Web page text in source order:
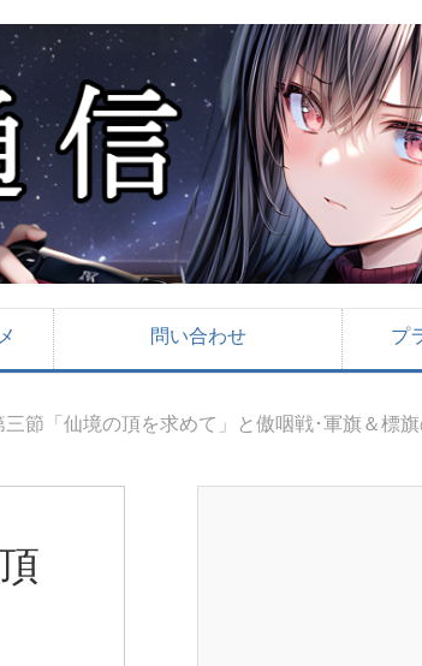
問い合わせ プ
節「仙境の頂を求めて」と傲咽戦･軍旗＆標